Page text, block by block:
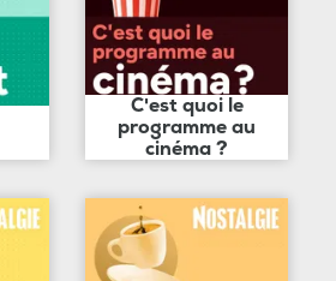
C'est quoi le
programme au
cinéma ?